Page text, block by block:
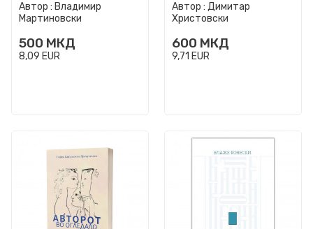
Автор : Владимир
Мартиновски
500 МКД
8,09 EUR
Автор : Димитар
Христовски
600 МКД
9,71 EUR